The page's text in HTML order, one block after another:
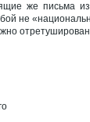
же письма
не